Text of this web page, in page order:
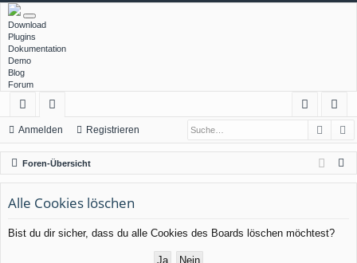
Download
Plugins
Dokumentation
Demo
Blog
Forum
ch
ne
llz
ug
rif
or
en
m
el
n
ist
rie
n
Anmelden Registrieren
Foren-Übersicht
Alle Cookies löschen
Bist du dir sicher, dass du alle Cookies des Boards löschen möchtest?